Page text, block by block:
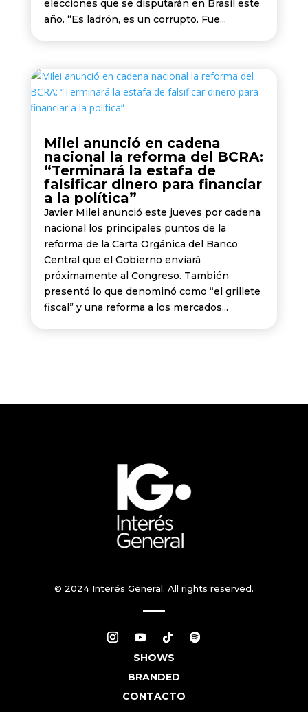
elecciones que se disputarán en Brasil este
año. “Es ladrón, es un corrupto. Fue...
Milei anunció en cadena
nacional la reforma del BCRA:
“Terminará la estafa de
falsificar dinero para financiar
a la política”
Javier Milei anunció este jueves por cadena
nacional los principales puntos de la
reforma de la Carta Orgánica del Banco
Central que el Gobierno enviará
próximamente al Congreso. También
presentó lo que denominó como “el grillete
fiscal” y una reforma a los mercados...
© 2024 Interés General. All rights reserved.
SHOWS
BRANDED
CONTACTO